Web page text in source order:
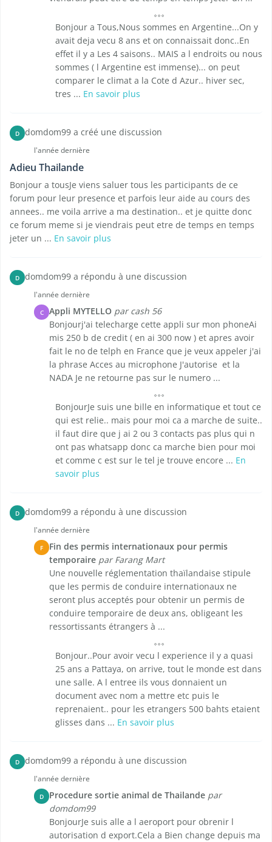
Bonjour a Tous,Nous sommes en Argentine...On y
avait deja vecu 8 ans et on connaissait donc..En
effet il y a Les 4 saisons.. MAIS a l endroits ou nous
sommes ( l Argentine est immense)... on peut
comparer le climat a la Cote d Azur.. hiver sec,
tres ... En savoir plus
D domdom99 a créé une discussion
l'année dernière
Adieu Thailande
Bonjour a tousJe viens saluer tous les participants de ce
forum pour leur presence et parfois leur aide au cours des
annees.. me voila arrive a ma destination.. et je quitte donc
ce forum meme si je viendrais peut etre de temps en temps
jeter un ... En savoir plus
D domdom99 a répondu à une discussion
l'année dernière
C Appli MYTELLO par cash 56
Bonjourj'ai telecharge cette appli sur mon phoneAi
mis 250 b de credit ( en ai 300 now ) et apres avoir
fait le no de telph en France que je veux appeler j'ai
la phrase Acces au microphone J'autorise et la
NADA Je ne retourne pas sur le numero ...
BonjourJe suis une bille en informatique et tout ce
qui est relie.. mais pour moi ca a marche de suite..
il faut dire que j ai 2 ou 3 contacts pas plus qui n
ont pas whatsapp donc ca marche bien pour moi
et comme c est sur le tel je trouve encore ... En
savoir plus
D domdom99 a répondu à une discussion
l'année dernière
F
Fin des permis internationaux pour permis
temporaire par Farang Mart
Une nouvelle réglementation thaïlandaise stipule
que les permis de conduire internationaux ne
seront plus acceptés pour obtenir un permis de
conduire temporaire de deux ans, obligeant les
ressortissants étrangers à ...
Bonjour..Pour avoir vecu l experience il y a quasi
25 ans a Pattaya, on arrive, tout le monde est dans
une salle. A l entree ils vous donnaient un
document avec nom a mettre etc puis le
reprenaient.. pour les etrangers 500 bahts etaient
glisses dans ... En savoir plus
D domdom99 a répondu à une discussion
l'année dernière
D Procedure sortie animal de Thailande par
domdom99
BonjourJe suis alle a l aeroport pour obrenir l
autorisation d export.Cela a Bien change depuis ma